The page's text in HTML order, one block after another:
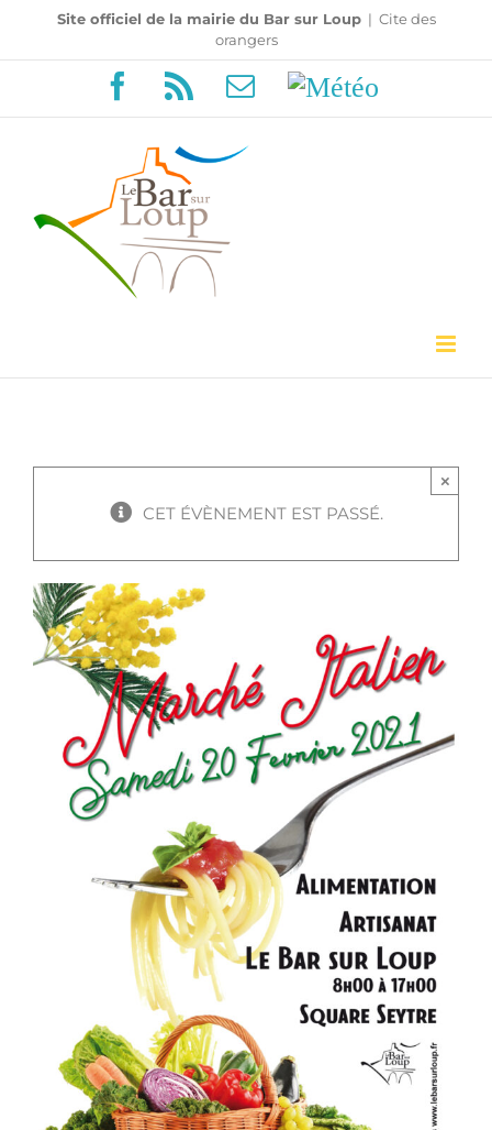
au
Site officiel de la mairie du Bar sur Loup | Cite des
orangers
Facebook
Rss EmailMétéo
CET ÉVÈNEMENT EST PASSÉ.
×